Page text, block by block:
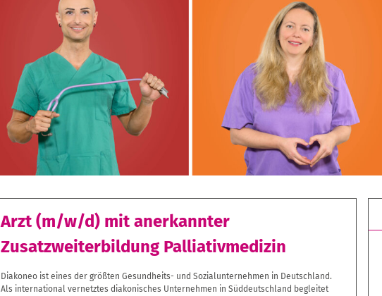
Arzt (m/w/d) mit anerkannter
Zusatzweiterbildung Palliativmedizin
Diakoneo ist eines der größten Gesundheits- und Sozialunternehmen in Deutschland.
Als international vernetztes diakonisches Unternehmen in Süddeutschland begleitet